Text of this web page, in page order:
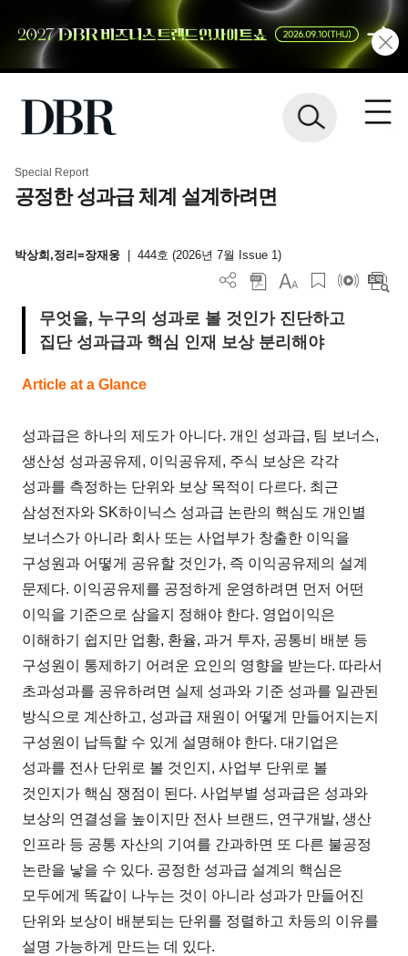
Special Report
공정한 성과급 체계 설계하려면
박상희,정리=장재웅 444호 (2026년 7월 Issue 1)
무엇을, 누구의 성과로 볼 것인가 진단하고
집단 성과급과 핵심 인재 보상 분리해야
Article at a Glance
성과급은 하나의 제도가 아니다. 개인 성과급, 팀 보너스,
생산성 성과공유제, 이익공유제, 주식 보상은 각각
성과를 측정하는 단위와 보상 목적이 다르다. 최근
삼성전자와 SK하이닉스 성과급 논란의 핵심도 개인별
보너스가 아니라 회사 또는 사업부가 창출한 이익을
구성원과 어떻게 공유할 것인가, 즉 이익공유제의 설계
문제다. 이익공유제를 공정하게 운영하려면 먼저 어떤
이익을 기준으로 삼을지 정해야 한다. 영업이익은
이해하기 쉽지만 업황, 환율, 과거 투자, 공통비 배분 등
구성원이 통제하기 어려운 요인의 영향을 받는다. 따라서
초과성과를 공유하려면 실제 성과와 기준 성과를 일관된
방식으로 계산하고, 성과급 재원이 어떻게 만들어지는지
구성원이 납득할 수 있게 설명해야 한다. 대기업은
성과를 전사 단위로 볼 것인지, 사업부 단위로 볼
것인지가 핵심 쟁점이 된다. 사업부별 성과급은 성과와
보상의 연결성을 높이지만 전사 브랜드, 연구개발, 생산
인프라 등 공통 자산의 기여를 간과하면 또 다른 불공정
논란을 낳을 수 있다. 공정한 성과급 설계의 핵심은
모두에게 똑같이 나누는 것이 아니라 성과가 만들어진
단위와 보상이 배분되는 단위를 정렬하고 차등의 이유를
설명 가능하게 만드는 데 있다.